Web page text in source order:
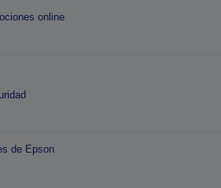
online
de Epson